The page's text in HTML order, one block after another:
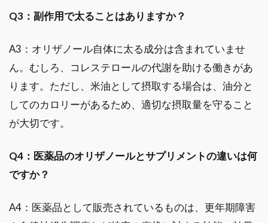
Q3：副作用で太ることはありますか？
A3：オリザノール自体に太る成分は含まれていませ
ん。むしろ、コレステロールの代謝を助ける働きがあ
ります。ただし、米油として摂取する場合は、油分と
してのカロリーがあるため、適切な摂取量を守ること
が大切です。
Q4：医薬品のオリザノールとサプリメントの違いは何
ですか？
A4：医薬品として販売されているものは、更年期障害